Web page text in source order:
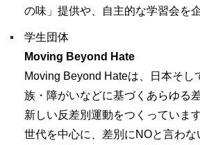
の味」提供や、自主的な学習会を
学生団体
Moving Beyond Hate
Moving Beyond Hateは、日本そし
族・障がいなどに基づくあらゆる
新しい反差別運動をつくっていま
世代を中心に、差別にNOと言わな